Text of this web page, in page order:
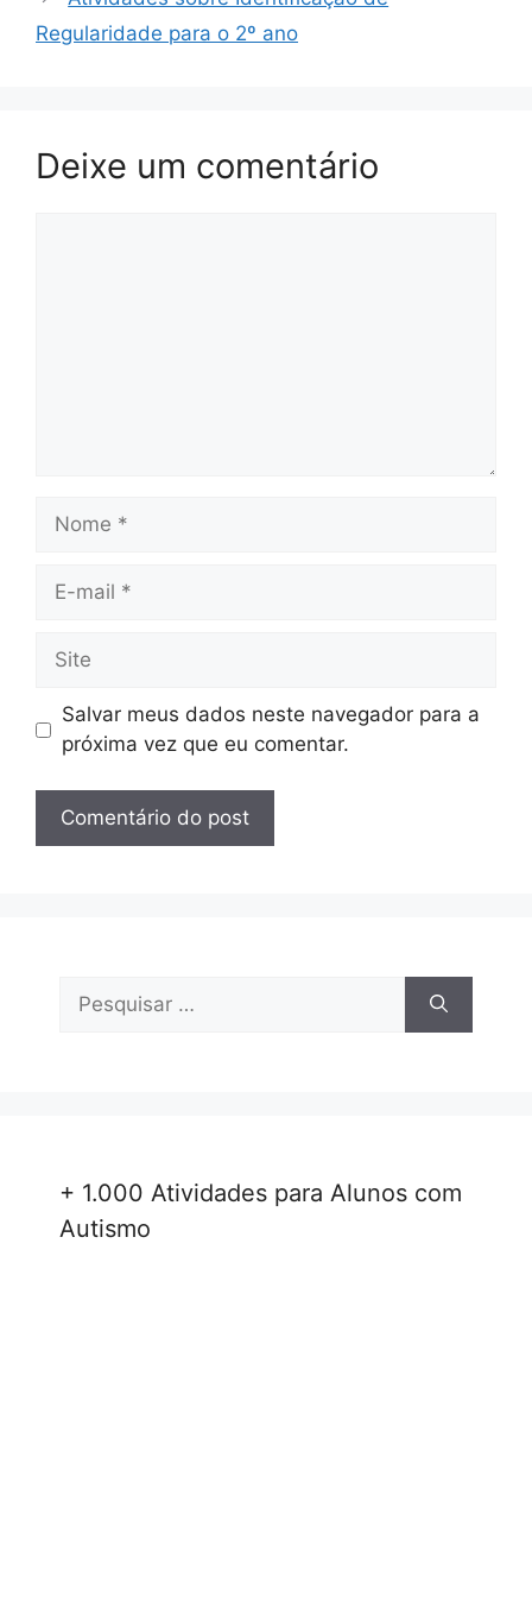
Regularidade para o 2º ano
Deixe um comentário
Nome
Site
Salvar meus dados neste navegador para a
próxima vez que eu comentar.
por:
+ 1.000 Atividades para Alunos com
Autismo